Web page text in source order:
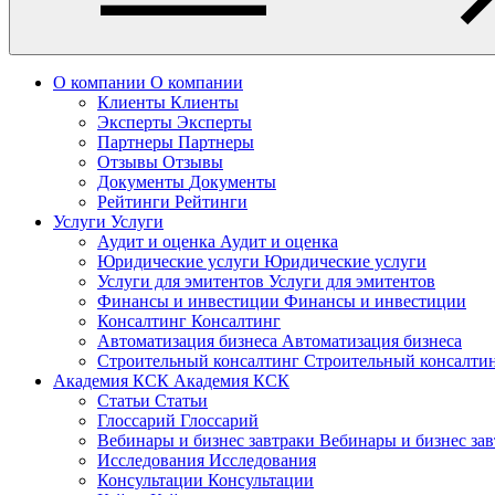
О компании О компании
Клиенты Клиенты
Эксперты Эксперты
Партнеры Партнеры
Отзывы Отзывы
Документы Документы
Рейтинги Рейтинги
Услуги Услуги
Аудит и оценка Аудит и оценка
Юридические услуги Юридические услуги
Услуги для эмитентов Услуги для эмитентов
Финансы и инвестиции Финансы и инвестиции
Консалтинг Консалтинг
Автоматизация бизнеса Автоматизация бизнеса
Строительный консалтинг Строительный
Академия КСК Академия КСК
Статьи Статьи
Глоссарий Глоссарий
Вебинары и бизнес завтраки Вебинары и бизнес
Исследования Исследования
Консультации Консультации